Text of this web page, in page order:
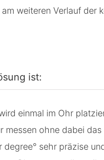
weiteren Verlauf der
ist:
einmal im Ohr
messen ohne dabei
sehr präzise